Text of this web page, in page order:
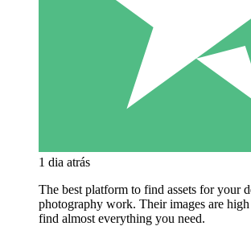
1 dia atrás
The best platform to find assets for your
photography work. Their images are
find almost everything you need.